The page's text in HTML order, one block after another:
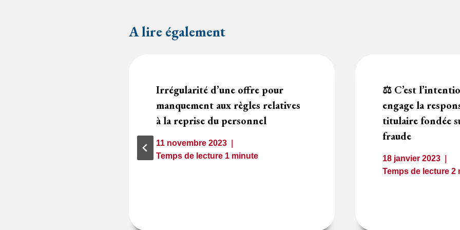
A lire également
Irrégularité d’une offre pour
manquement aux règles relatives
à la reprise du personnel
11 novembre 2023
Temps de lecture 1 minute
⚖️ C’est
engage la
titulaire fondée
fraude
18 janvier 2023
Temps de lecture 2